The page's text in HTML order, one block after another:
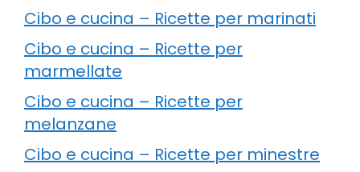
Cibo e cucina – Ricette per marinati
Cibo e cucina – Ricette per
marmellate
Cibo e cucina – Ricette per
melanzane
Cibo e cucina – Ricette per minestre